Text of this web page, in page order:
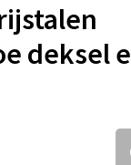
deksel